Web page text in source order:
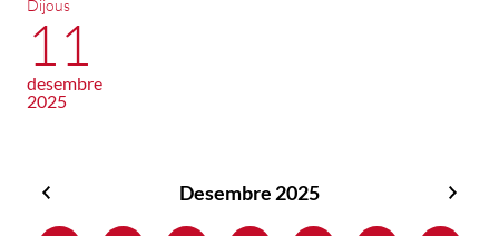
Dijous
11
desembre
2025
2025
Desembre 2025